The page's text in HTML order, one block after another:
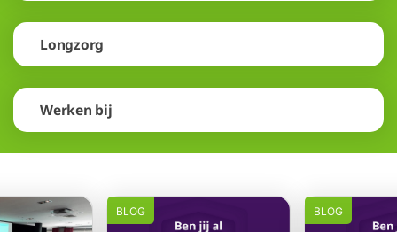
Longzorg
Werken bij
BLOG BLOG